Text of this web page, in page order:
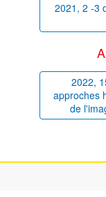
2021, 2 -3
2022,
approches
de